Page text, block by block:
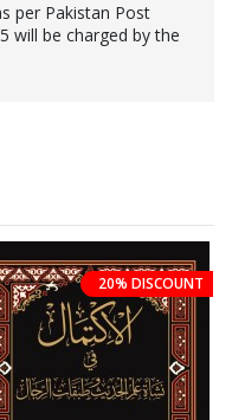
per Pakistan Post
will be charged by the
20% DISCOUNT